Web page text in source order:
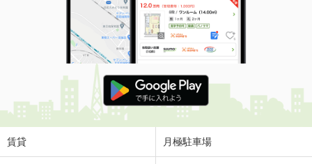
住 所
千葉県佐倉市井野
用途地域
１種低層
土地面積 172m²
千葉県佐倉市上座
価 格
2,799万円
住 所
千葉県佐倉市上座
用途地域 １種低層
114.34m²
賃貸 月極駐車場